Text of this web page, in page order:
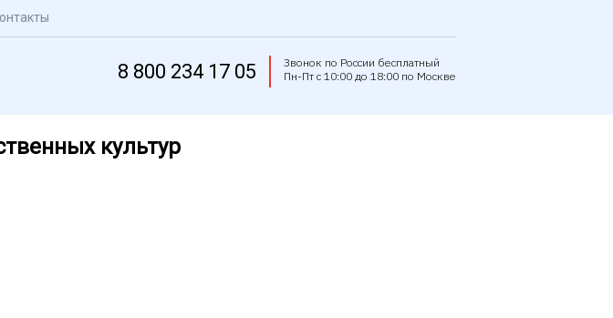
8 800 234 17 05
Звонок по России бесплатный
Пн-Пт с 10:00 до 18:00 по Москве
культур